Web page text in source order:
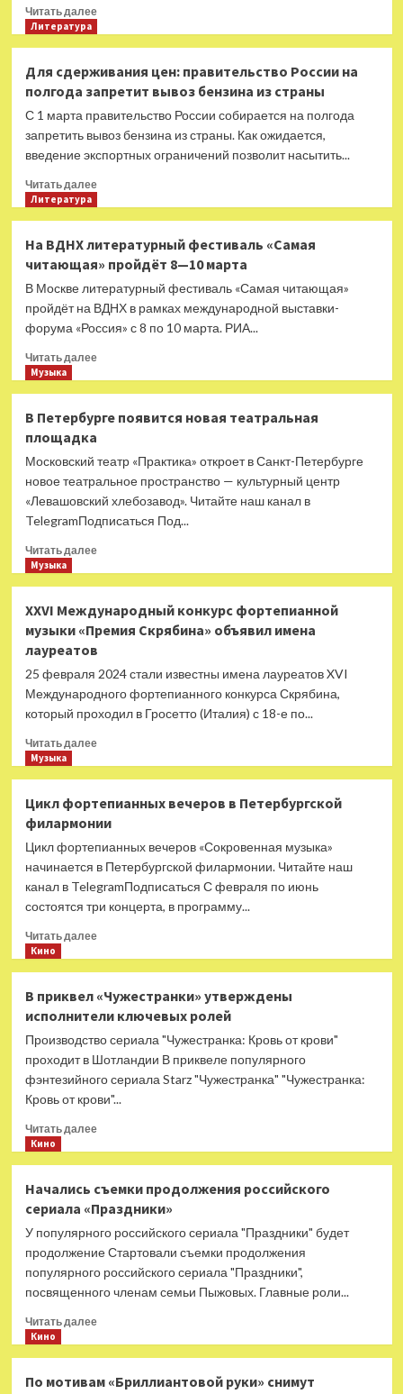
Читать далееПрочитать
Крид
выиграл
суд
Литература
Для сдерживания цен: правительство России на
полгода запретит вывоз бензина из страны
С 1 марта правительство России собирается на полгода
запретить вывоз бензина из страны. Как ожидается,
введение экспортных ограничений позволит насытить...
Читать далееПрочитать
сдерживания
цен:
правительство
России
на
полгода
запретит
страны
Литература
На ВДНХ литературный фестиваль «Самая
читающая» пройдёт 8—10 марта
В Москве литературный фестиваль «Самая читающая»
пройдёт на ВДНХ в рамках международной выставки-
форума «Россия» с 8 по 10 марта. РИА...
Читать далееПрочитать
ВДНХ
литературный
фестиваль
читающая»
пройдёт
8
марта
Музыка
В Петербурге появится новая театральная
площадка
Московский театр «Практика» откроет в Санкт-Петербурге
новое театральное пространство — культурный центр
«Левашовский хлебозавод». Читайте наш канал в
TelegramПодписаться Под...
Читать далееПрочитать
Петербурге
появится
новая
театральная
Музыка
XXVI Международный конкурс фортепианной
музыки «Премия Скрябина» объявил имена
лауреатов
25 февраля 2024 стали известны имена лауреатов XVI
Международного фортепианного конкурса Скрябина,
который проходил в Гросетто (Италия) с 18-е по...
Читать далееПрочитать
Международный
конкурс
фортепианной
музыки
«Премия
Скрябина»
объявил
Музыка
Цикл фортепианных вечеров в Петербургской
филармонии
Цикл фортепианных вечеров «Сокровенная музыка»
начинается в Петербургской филармонии. Читайте наш
канал в TelegramПодписаться С февраля по июнь
состоятся три концерта, в программу...
Читать далееПрочитать
фортепианных
вечеров
в
Петербургской
филармонии
Кино
В приквел «Чужестранки» утверждены
исполнители ключевых ролей
Производство сериала "Чужестранка: Кровь от крови"
проходит в Шотландии В приквеле популярного
фэнтезийного сериала Starz "Чужестранка" "Чужестранка:
Кровь от крови"...
Читать далееПрочитать
приквел
«Чужестранки»
утверждены
исполнители
ключевых
ролей
Кино
Начались съемки продолжения российского
сериала «Праздники»
У популярного российского сериала "Праздники" будет
продолжение Стартовали съемки продолжения
популярного российского сериала "Праздники",
посвященного членам семьи Пыжовых. Главные роли...
Читать далееПрочитать
съемки
Кино
По мотивам «Бриллиантовой руки» снимут